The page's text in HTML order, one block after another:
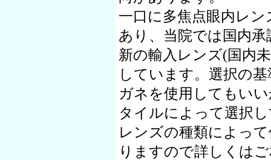
一口に多焦点眼内レ
あり、当院では国内
新の輸入レンズ(国内
しています。選択の
ガネを使用してもい
タイルによって選択
レンズの種類によっ
りますので詳しくは